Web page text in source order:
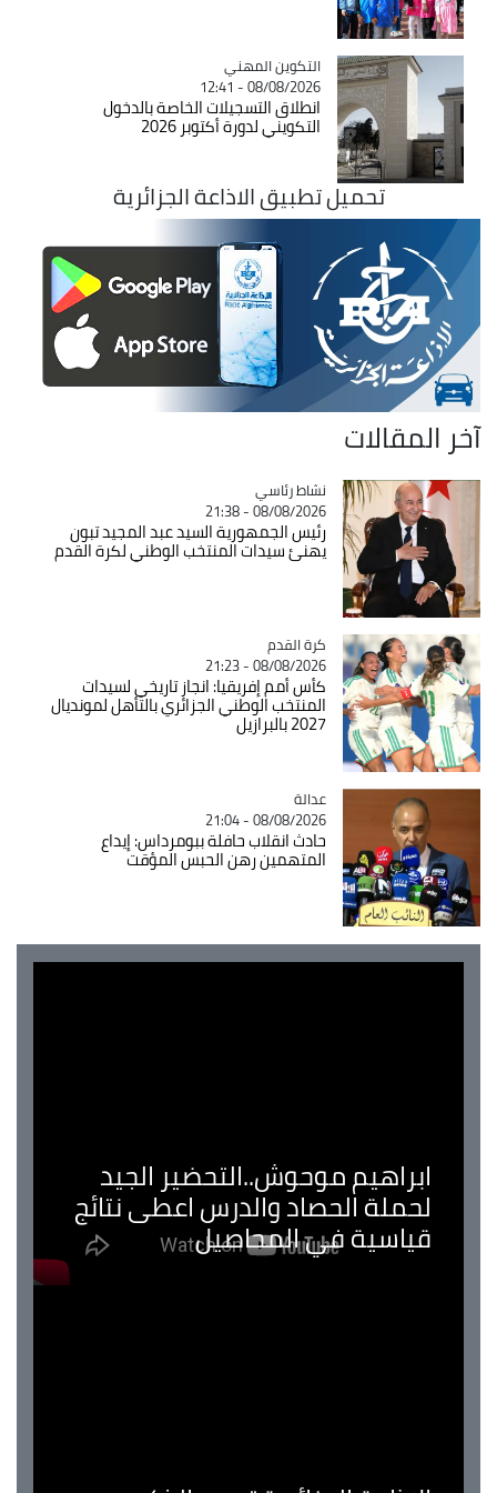
Catégorie
التكوين المهني
08/08/2026 - 12:41
انطلاق التسجيلات الخاصة بالدخول
التكويني لدورة أكتوبر 2026
تحميل تطبيق الاذاعة الجزائرية
آخر المقالات
Catégorie
نشاط رئاسي
08/08/2026 - 21:38
رئيس الجمهورية السيد عبد المجيد تبون
يهنئ سيدات المنتخب الوطني لكرة القدم
Catégorie
كرة القدم
08/08/2026 - 21:23
كأس أمم إفريقيا: انجاز تاريخي لسيدات
المنتخب الوطني الجزائري بالتأهل لمونديال
2027 بالبرازيل
Catégorie
عدالة
08/08/2026 - 21:04
حادث انقلاب حافلة ببومرداس: إيداع
المتهمين رهن الحبس المؤقت
ابراهيم موحوش..التحضير الجيد
لحملة الحصاد والدرس اعطى نتائج
قياسية في المحاصيل